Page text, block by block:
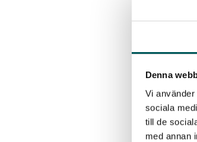
Denna
Vi
sociala
till de
med annan
fem
Med
Priset
som